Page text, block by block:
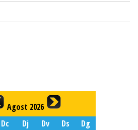
Agost 2026
Dc Dj Dv Ds
Dg